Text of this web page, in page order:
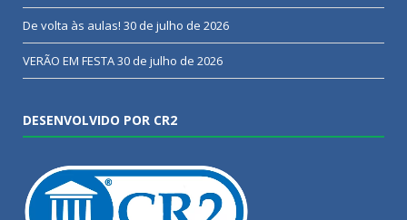
De volta às aulas! 30 de julho de 2026
VERÃO EM FESTA30 de julho de 2026
DESENVOLVIDO POR CR2